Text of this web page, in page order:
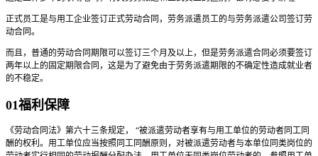
正式员工是与用工企业签订正式劳动合同，劳务派遣员工的与劳务派遣公司签订劳
动合同。
而且，普通的劳动合同期限可以签订三个月及以上，但是劳务派遣合同必须要签订
两年以上的固定期限合同，这是为了避免由于劳务派遣期限的不确定性造成就业者
的不稳定。
01福利保障
《劳动合同法》第六十三条规定， “被派遣劳动者享有与用工单位的劳动者同工同
酬的权利。用工单位应当按照同工同酬原则，对被派遣劳动者与本单位同类岗位的